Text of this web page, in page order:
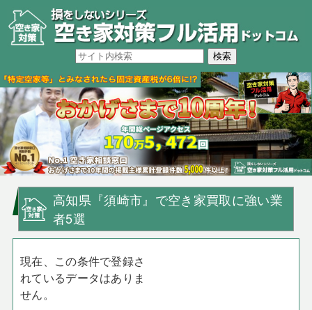
高知県『須崎市』で空き家買取に強い業
者5選
現在、この条件で登録さ
れているデータはありま
せん。